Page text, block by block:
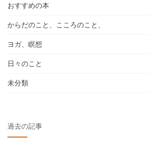
おすすめの本
からだのこと、こころのこと、
ヨガ、瞑想
日々のこと
未分類
過去の記事